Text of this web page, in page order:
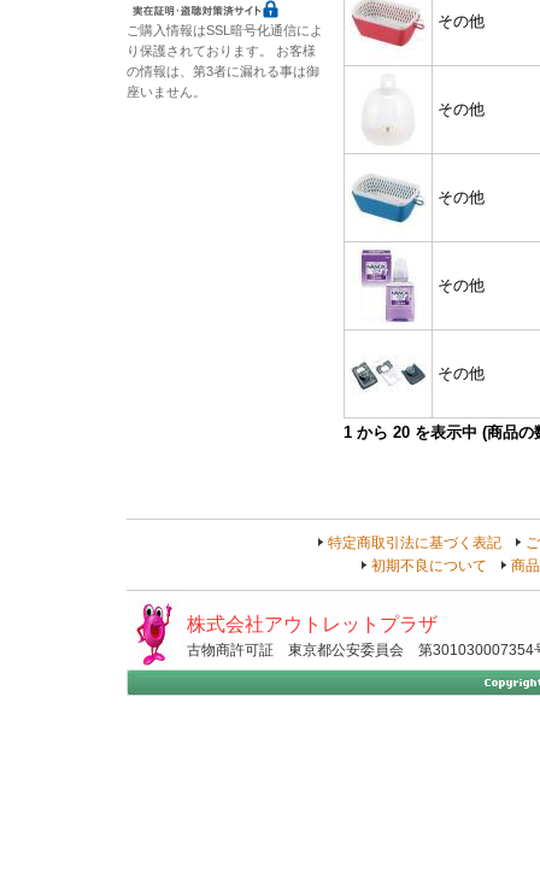
その他
その他
その他
その他
その他
1 から 20 を表示中 (商品
ご購入情報はSSL暗号化通信によ
り保護されております。 お客様
の情報は、第3者に漏れる事は御
座いません。
特定商取引法に基づく表記
初期不良について
商
株式会社アウトレットプラザ
古物商許可証 東京都公安委員会 第301030007354